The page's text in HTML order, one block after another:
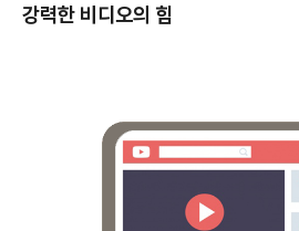
강력한 비디오의 힘